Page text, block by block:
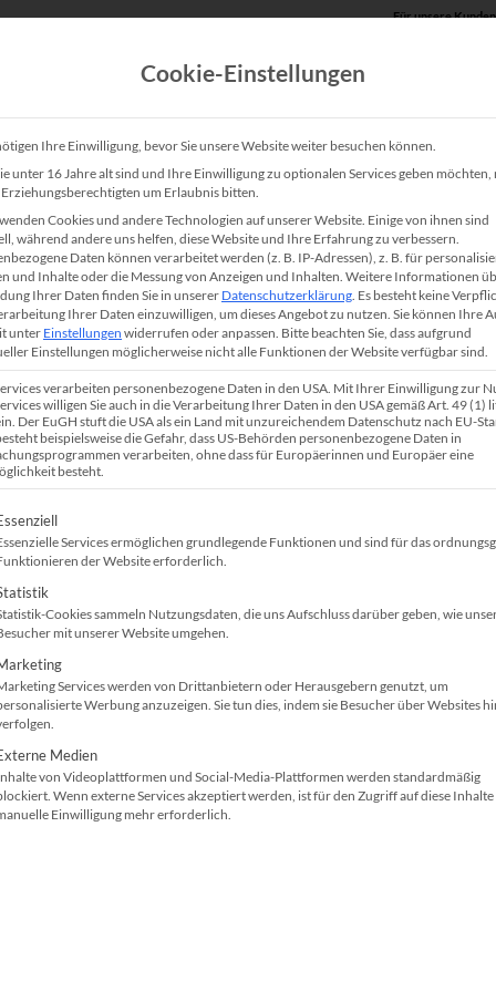
Für unsere
Produkte Unsere Lösungen
| Unser Beitrag für den
Munde. An jedem Freitag streiken die Schüler für
aber nicht nur die Schüler, sondern auch
aktuellen Umfrageergebnissen zu den politischen
ist, wie wird der Umweltaspekt beim Thema
was können unsere Kunden unternehmen, damit
(leider) auch Arbeit mit sich bringen. Da wir
wir, dass es sich allemal lohnt sich mit dem Thema zu
Situation zu bewerten. Zuerst analysierten wir die
z.B. das Umweltzeichen Blauer Engel berücksichtigt.
Cookie-Einstellungen
Ihre Einwilligung, bevor Sie unsere Website weiter besuchen können.
unter 16 Jahre alt sind und Ihre Einwilligung zu optionalen Services geben möchten,
Erziehungsberechtigten um Erlaubnis bitten.
Cookies und andere Technologien auf unserer Website. Einige von ihnen sind
während andere uns helfen, diese Website und Ihre Erfahrung zu verbessern.
Daten können verarbeitet werden (z. B. IP-Adressen), z. B. für
und Inhalte oder die Messung von Anzeigen und Inhalten. Weitere Informationen
Ihrer Daten finden Sie in unserer Datenschutzerklärung. Es besteht keine
Ihrer Daten einzuwilligen, um dieses Angebot zu nutzen. Sie können Ihre
unterEinstellungen widerrufen oder anpassen. Bitte beachten Sie, dass aufgrund
Einstellungen möglicherweise nicht alle Funktionen der Website verfügbar sind.
verarbeiten personenbezogene Daten in den USA. Mit Ihrer Einwilligung zur
willigen Sie auch in die Verarbeitung Ihrer Daten in den USA gemäß Art. 49 (1)
Der EuGH stuft die USA als ein Land mit unzureichendem Datenschutz nach EU-
beispielsweise die Gefahr, dass US-Behörden personenbezogene Daten in
verarbeiten, ohne dass für Europäerinnen und Europäer eine
besteht.
eine Liste der Service-Gruppen, für die
Services ermöglichen grundlegende Funktionen und sind für das
der Website erforderlich.
Cookies sammeln Nutzungsdaten, die uns Aufschluss darüber geben, wie
mit unserer Website umgehen.
Services werden von Drittanbietern oder Herausgebern genutzt, um
Werbung anzuzeigen. Sie tun dies, indem sie Besucher über Websites
Medien
von Videoplattformen und Social-Media-Plattformen werden standardmäßig
Wenn externe Services akzeptiert werden, ist für den Zugriff auf diese Inhalte
Einwilligung mehr erforderlich.